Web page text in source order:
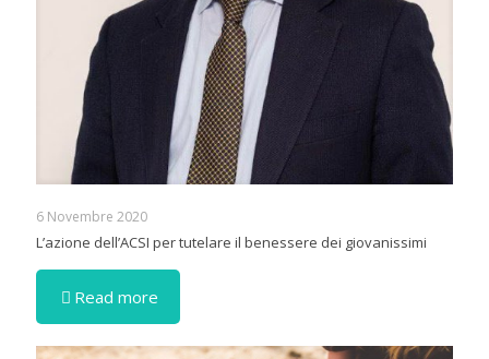
6 Novembre 2020
L’azione dell’ACSI per tutelare il benessere dei giovanissimi
Read more